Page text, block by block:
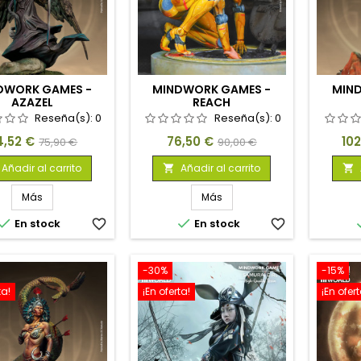
GAMES -
AZAZEL
Reseña(s):0
€ Precio
base
75,90 €
Añadir al carrito
Más
En stock favorite_border
MINDWORK GAMES -
REACH
Reseña(s): 0
Precio
76,50 € Precio
base
90,00 €
 Añadir al carrito
Más
 En stock favorite_border

-30%
¡En oferta!
-15%
¡En